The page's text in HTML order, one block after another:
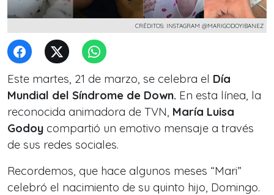
CRÉDITOS: INSTAGRAM @MARIGODOYIBANEZ
Este martes, 21 de marzo, se celebra el Día
Mundial del Síndrome de Down. En esta línea, la
reconocida animadora de TVN, María Luisa
Godoy compartió un emotivo mensaje a través
de sus redes sociales.
Recordemos, que hace algunos meses “Mari”
celebró el nacimiento de su quinto hijo, Domingo.